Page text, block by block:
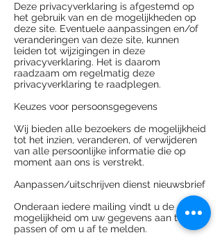
Deze privacyverklaring is afgestemd op
het gebruik van en de mogelijkheden op
deze site. Eventuele aanpassingen en/of
veranderingen van deze site, kunnen
leiden tot wijzigingen in deze
privacyverklaring. Het is daarom
raadzaam om regelmatig deze
privacyverklaring te raadplegen.
Keuzes voor persoonsgegevens
Wij bieden alle bezoekers de mogelijkheid
tot het inzien, veranderen, of verwijderen
van alle persoonlijke informatie die op
moment aan ons is verstrekt.
Aanpassen/uitschrijven dienst nieuwsbrief
Onderaan iedere mailing vindt u de
mogelijkheid om uw gegevens aan te
passen of om u af te melden.